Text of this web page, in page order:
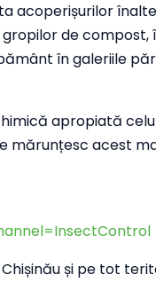
acoperișurilor
de compost,
în galeriile
apropiată
mărunțesc acest
și pe tot